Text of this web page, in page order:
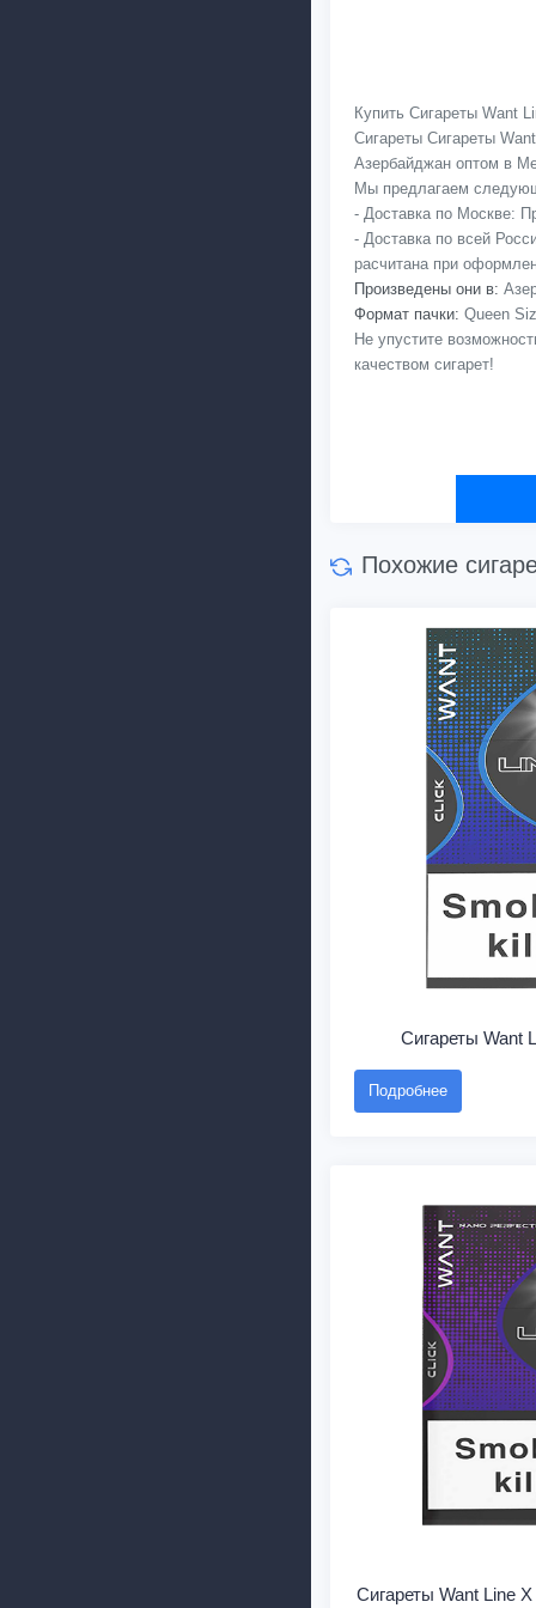
Купить Сигареты Want
Сигареты Сигареты
Азербайджан оптом в
Мы предлагаем
- Доставка по Москве:
- Доставка по всей
расчитана при
Произведены они в:
Формат пачки: Queen
Не упустите
качеством сигарет!
Похожие
Сигареты Want
Подробнее
Сигареты Want Line